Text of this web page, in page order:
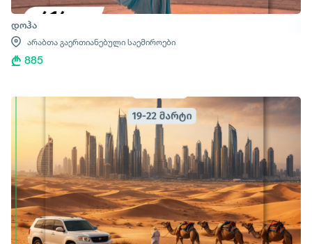
დოჰა
არაბთა გაერთიანებული საემიროები
885